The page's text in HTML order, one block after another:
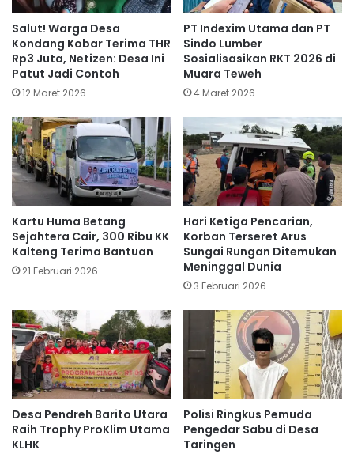
Salut! Warga Desa
Kondang Kobar Terima THR
Rp3 Juta, Netizen: Desa Ini
Patut Jadi Contoh
12 Maret 2026
PT Indexim Utama dan PT
Sindo Lumber
Sosialisasikan RKT 2026 di
Muara Teweh
4 Maret 2026
Kartu Huma Betang
Sejahtera Cair, 300 Ribu KK
Kalteng Terima Bantuan
21 Februari 2026
Hari Ketiga Pencarian,
Korban Terseret Arus
Sungai Rungan Ditemukan
Meninggal Dunia
3 Februari 2026
Desa Pendreh Barito Utara
Raih Trophy ProKlim Utama
KLHK
Polisi Ringkus Pemuda
Pengedar Sabu di Desa
Taringen